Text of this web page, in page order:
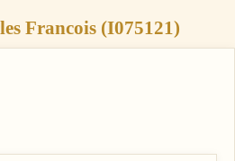
Francois (I075121)